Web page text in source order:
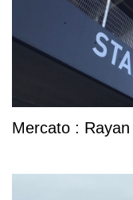
Mercato :